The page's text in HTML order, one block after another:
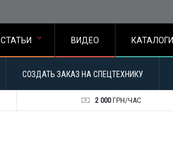
СТАТЬИ ВИДЕО КАТАЛОГИ
СОЗДАТЬ ЗАКАЗ НА СПЕЦТЕХНИКУ
2 000 ГРН/ЧАС